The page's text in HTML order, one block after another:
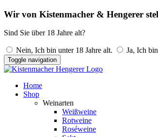
Wir von Kistenmacher & Hengerer
Sind Sie über 18 Jahre alt?
Nein, Ich bin unter 18 Jahre alt. Ja, Ich
Toggle navigation
Home
Shop
Weinarten
Weißweine
Rotweine
Roséweine